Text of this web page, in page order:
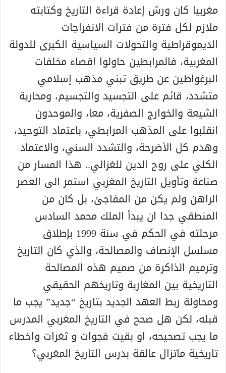
مغربيا كان ورش إعادة قراءة التاريخ وكتابته
ملازم لكل فترة من فترات الانفراجات
الديموقراطية والتحولات السياسية الكبرى للدولة
المغربية، فالمرابطين حاولوا اقصاء مخلفات
البرغواطين عن طريق تبني مذهب إسلامي
متشدد، قائم على التجسيد والتجسيم، ومحاربة
الشيعة والخوارج الصفرية، معا، والموحدون
انقلبوا على المذهب المرابطي، باعتماد التوحيد،
وهدم كل الأضرحة، والتشدد السني، والاعتماد
الكلي على روح الدين للغزالي.. هذا المسار من
صناعة وتأويل التاريخ المغربي استمر الى العصر
الراهن ولم يكن من المفاجئ، بل كان من
المنطقي جدا ان يبدأ الملك محمد السادس
مرحلته في الحكم في سنة 1999 بإطلاق
مسلسل الإنصاف والمصالحة، والذي كان التاريخ
وترميم الذاكرة من صميم هذه المصالحة
التاريخية بين المغاربة وتاريخهم الحقيقي
ومحاولة ربط العهد الجديد بتاريخ “جديد” يجب ما
قبله، لكن هل صحح في التاريخ المغربي المدرس
ما يجب تصحيحه، او بقيت فجوات و ثغرات واخطاء
تاريخية ماتزال عالقة بدرس التاريخ المغربي؟